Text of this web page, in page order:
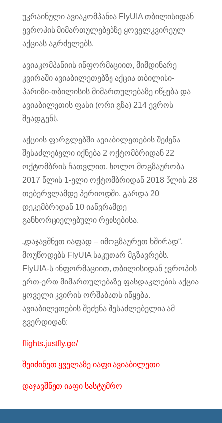
უკრაინული ავიაკომპანია FlyUIA თბილისიდან
ევროპის მიმართულებებზე ყოველკვირეულ
აქციას აგრძელებს.
ავიაკომპანიის ინფორმაციით, მიმდინარე
კვირაში ავიაბილეთებზე აქცია თბილისი-
პარიზი-თბილისის მიმართულებაზე იწყება და
ავიაბილეთის ფასი (ორი გზა) 214 ევროს
შეადგენს.
აქციის ფარგლებში ავიაბილეთების შეძენა
შესაძლებელი იქნება 2 ოქტომბრიდან 22
ოქტომბრის ჩათვლით, ხოლო მოგზაურობა
2017 წლის 1-ელი ოქტომბრიდან 2018 წლის 28
თებერვლამდე პერიოდში, გარდა 20
დეკემბრიდან 10 იანვრამდე
განხორციელებული რეისებისა.
„დაჯავშნეთ იაფად – იმოგზაურეთ ხშირად“,
მოუწოდებს FlyUIA საკუთარ მგზავრებს.
FlyUIA-ს ინფორმაციით, თბილისიდან ევროპის
ერთ-ერთ მიმართულებაზე ფასდაკლების აქცია
ყოველი კვირის ორშაბათს იწყება.
ავიაბილეთების შეძენა შესაძლებელია ამ
გვერდიდან:
flights.justfly.ge/
შეიძინეთ ყველაზე იაფი ავიაბილეთი
დაჯავშნეთ იაფი სასტუმრო